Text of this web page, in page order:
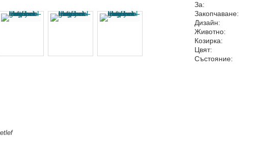
За:
Закопчаване:
Дизайн:
Животно:
Козирка:
Цвят:
Състояние: